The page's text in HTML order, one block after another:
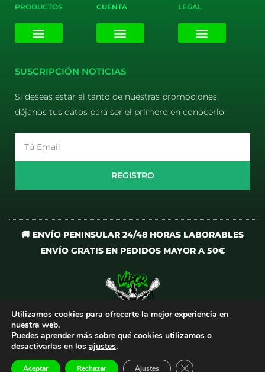
PRODUCTOS CUENTA LEGAL
SUSCRIPCIÓN NOTICIAS
Si deseas estar al tanto de nuestras promociones,
déjanos tus datos para ser el primero en conocerlo.
REGISTRO
🚚 ENVÍO PENINSULAR 24/48 HORAS LABORABLES
ENVÍO GRATIS EN PEDIDOS MAYOR A 50€
n
t
i
t
Todos los derechos reservados © VaporCrew
Utilizamos cookies para ofrecerte la mejor experiencia en
nuestra web.
Puedes aprender más sobre qué cookies utilizamos o
desactivarlas en los ajustes.
Aceptar Rechazar Ajustes CERRAR EL